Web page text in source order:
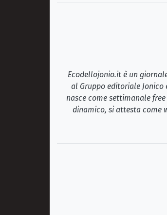
Ecodellojonio.it è un
al Gruppo editoriale Jonico
nasce come settimanale
dinamico, si attesta come